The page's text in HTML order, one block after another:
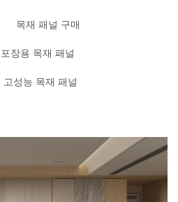
목재 패널 구매
포장용 목재 패널
고성능 목재 패널